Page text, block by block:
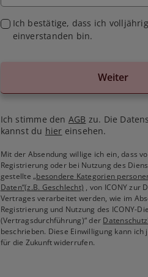
Ich bestätige, dass ich
einverstanden bin.
Weiter
Ich stimme den AGB zu. Die
kannst du hier einsehen.
Mit der Absendung willige ich ein, dass
Registrierung oder bei Nutzung des
gestellte„besondere Kategorien
Daten“(z.B. Geschlecht) , von ICONY zur
Vertrages verarbeitet werden, wie im
Registrierung und Nutzung des ICONY-
(Vertragsdurchführung)“ der
beschrieben. Diese Einwilligung kann
für die Zukunft widerrufen.